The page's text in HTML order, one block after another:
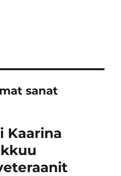
sanat
Kaarina